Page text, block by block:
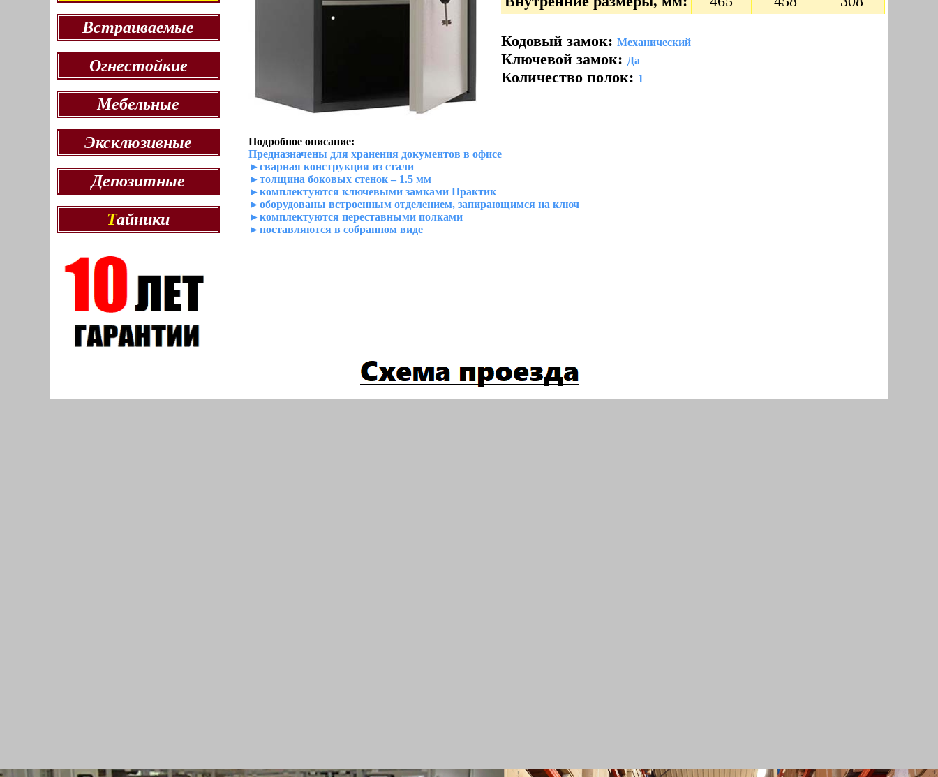
Встраиваемые
Огнестойкие
Мебельные
Эксклюзивные
Депозитные
Тайники
Кодовый замок: Механический
Ключевой замок: Да
Количество полок: 1
Подробное описание:
Предназначены для хранения документов в офисе
►сварная конструкция из стали
►толщина боковых стенок – 1.5 мм
►комплектуются ключевыми замками Практик
►оборудованы встроенным отделением, запирающимся на ключ
►комплектуются переставными полками
►поставляются в собранном виде